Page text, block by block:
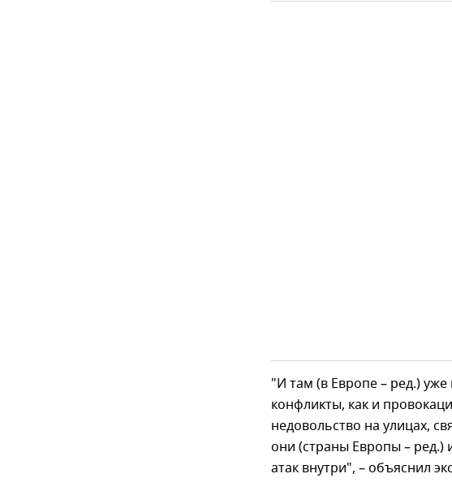
"И там (в Европе – ред.)
конфликты, как и
недовольство на улицах,
они (страны Европы – ред.)
атак внутри", – объяснил